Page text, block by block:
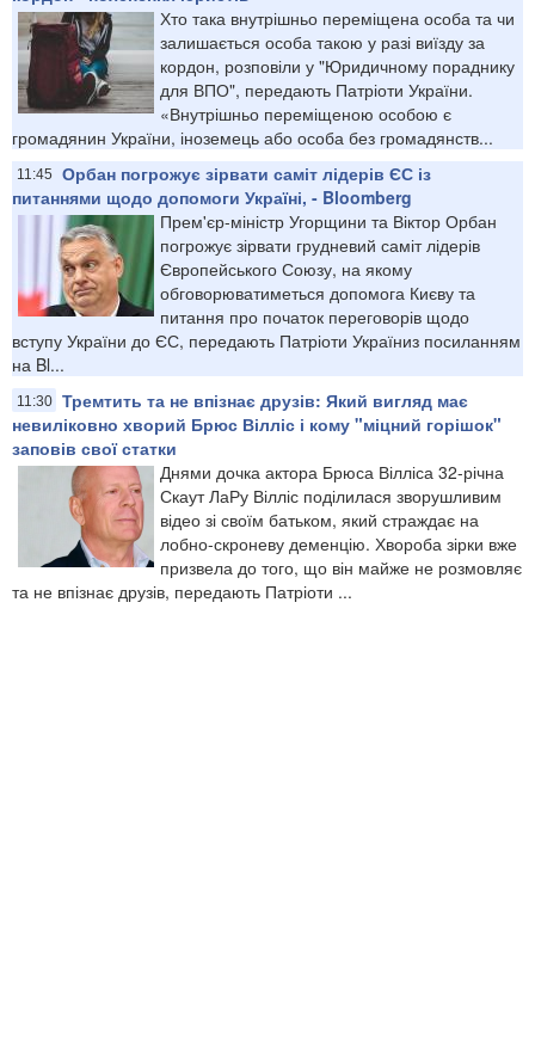
Хто така внутрішньо переміщена особа та чи
залишається особа такою у разі виїзду за
кордон, розповіли у "Юридичному пораднику
для ВПО", передають Патріоти України.
«Внутрішньо переміщеною особою є
громадянин України, іноземець або особа без громадянств...
11:45
Орбан погрожує зірвати саміт лідерів ЄС із
питаннями щодо допомоги Україні, - Bloomberg
Прем'єр-міністр Угорщини та Віктор Орбан
погрожує зірвати грудневий саміт лідерів
Європейського Союзу, на якому
обговорюватиметься допомога Києву та
питання про початок переговорів щодо
вступу України до ЄС, передають Патріоти Україниз посиланням
на Bl...
11:30
Тремтить та не впізнає друзів: Який вигляд має
невиліковно хворий Брюс Вілліс і кому "міцний горішок"
заповів свої статки
Днями дочка актора Брюса Вілліса 32-річна
Скаут ЛаРу Вілліс поділилася зворушливим
відео зі своїм батьком, який страждає на
лобно-скроневу деменцію. Хвороба зірки вже
призвела до того, що він майже не розмовляє
та не впізнає друзів, передають Патріоти ...